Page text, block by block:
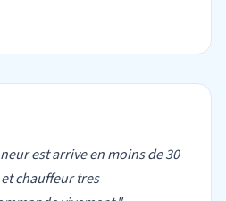
est arrive en moins de 30
chauffeur tres